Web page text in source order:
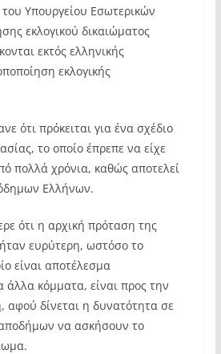
Υπουργείου Εσωτερικών
εκλογικού δικαιώματος
εκτός ελληνικής
εκλογικής
ότι πρόκειται για ένα σχέδιο
το οποίο έπρεπε να είχε
πολλά χρόνια, καθώς αποτελεί
Ελλήνων.
ότι η αρχική πρόταση της
ευρύτερη, ωστόσο το
είναι αποτέλεσμα
κόμματα, είναι προς την
δίνεται η δυνατότητα σε
να ασκήσουν το